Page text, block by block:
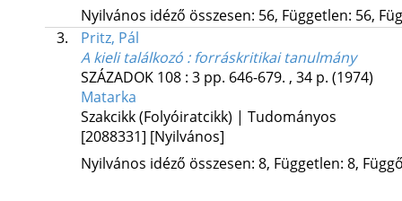
Nyilvános idéző összesen: 56, Független: 56,
3.
Pritz, Pál
A kieli találkozó : forráskritikai tanulmány
SZÁZADOK 108: 3 pp. 646-679. , 34 p. (1974)
Matarka
Szakcikk (Folyóiratcikk) | Tudományos
[2088331] [Nyilvános]
Nyilvános idéző összesen: 8, Független: 8,